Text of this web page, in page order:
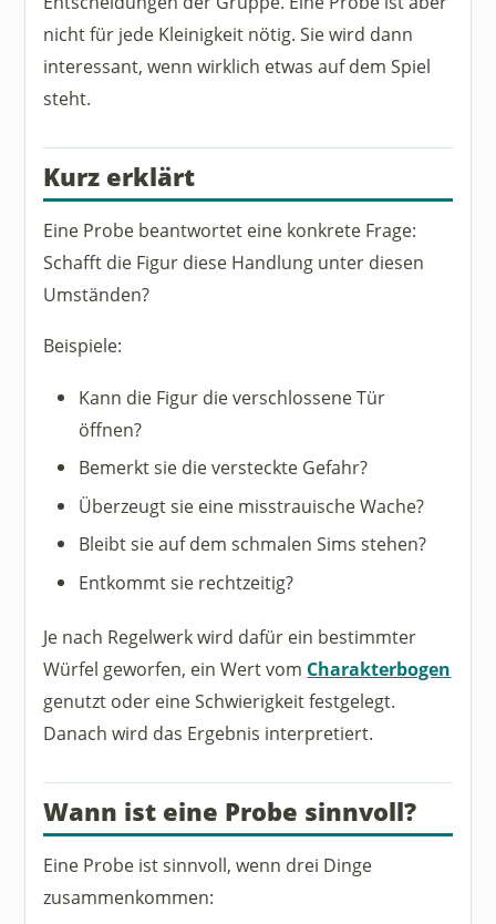
nicht für jede Kleinigkeit nötig. Sie wird dann
interessant, wenn wirklich etwas auf dem Spiel
steht.
Kurz erklärt
Eine Probe beantwortet eine konkrete Frage:
Schafft die Figur diese Handlung unter diesen
Umständen?
Beispiele:
Kann die Figur die verschlossene Tür
öffnen?
Bemerkt sie die versteckte Gefahr?
Überzeugt sie eine misstrauische Wache?
Bleibt sie auf dem schmalen Sims stehen?
Entkommt sie rechtzeitig?
Je nach Regelwerk wird dafür ein bestimmter
Würfel geworfen, ein Wert vom Charakterbogen
genutzt oder eine Schwierigkeit festgelegt.
Danach wird das Ergebnis interpretiert.
Wann ist eine Probe sinnvoll?
Eine Probe ist sinnvoll, wenn drei Dinge
zusammenkommen: